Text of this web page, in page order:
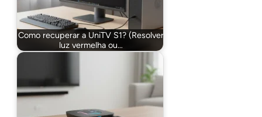
Como recuperar a UniTV S1? (Resolver
luz vermelha ou…